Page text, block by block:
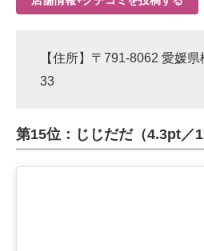
【住所】〒791-8062 愛媛
33
第15位：じじだだ（4.3pt／